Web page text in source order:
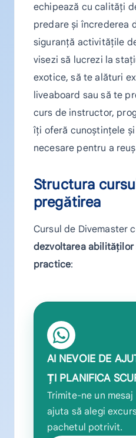
echipează cu calități
predare și încrederea
siguranță activitățile
visezi să lucrezi la
exotice, să te alături
liveaboard sau să te
curs de instructor,
îți oferă cunoștințele
necesare pentru a
Structura
pregătirea
Cursul de Divemaster
dezvoltarea
practice:
AI NEVOIE DE
ȚI PLANIFICA
Trimite-ne un
ajuta să alegi
pachetul potrivit.